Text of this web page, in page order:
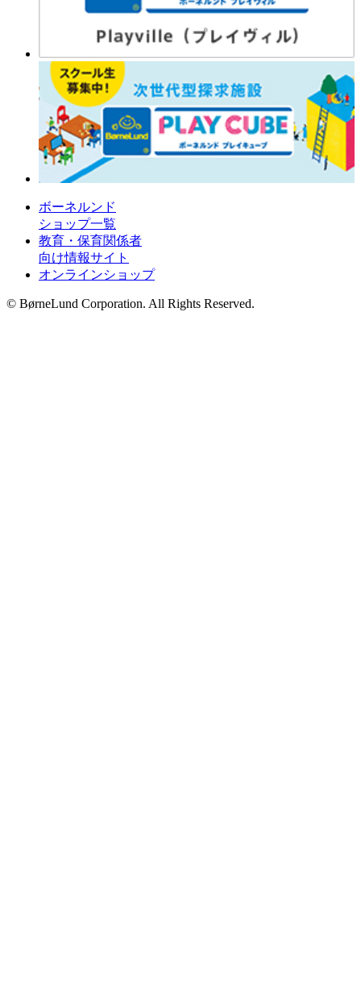
ボーネルンド
ショップ一覧
教育・保育関係者
向け情報サイト
オンラインショップ
© BørneLund Corporation. All Rights Reserved.